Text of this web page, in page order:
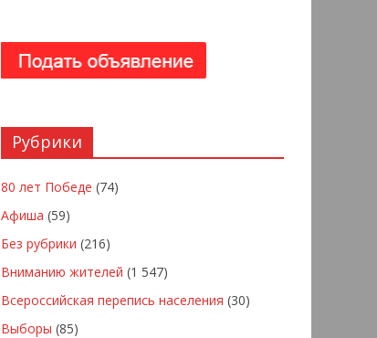
Рубрики
80 лет Победе (74)
Афиша (59)
Без рубрики (216)
Вниманию жителей (1 547)
Всероссийская перепись населения (30)
Выборы (85)